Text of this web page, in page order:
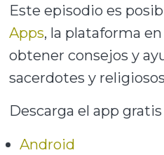
Este episodio es
Apps, la plataforma
obtener consejos y
sacerdotes y
Descarga el app gratis
Android